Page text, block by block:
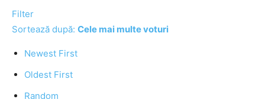
Filter
Sortează după: Cele mai multe voturi
Newest First
Oldest First
Random